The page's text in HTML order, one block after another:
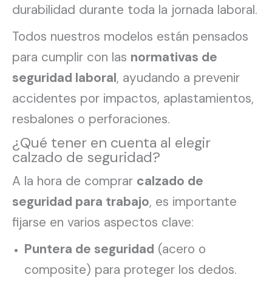
durabilidad durante toda la jornada laboral.
Todos nuestros modelos están pensados
para cumplir con las normativas de
seguridad laboral, ayudando a prevenir
accidentes por impactos, aplastamientos,
resbalones o perforaciones.
¿Qué tener en cuenta al elegir
calzado de seguridad?
A la hora de comprar calzado de
seguridad para trabajo, es importante
fijarse en varios aspectos clave:
Puntera de seguridad (acero o
composite) para proteger los dedos.